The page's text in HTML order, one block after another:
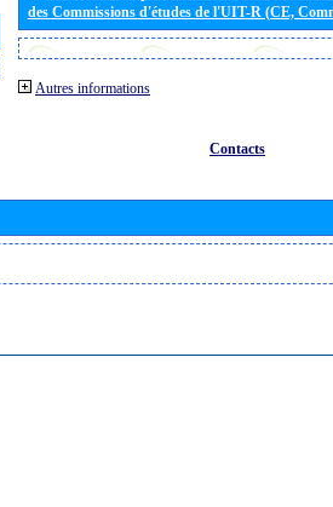
des Commissions d'études de l'UIT-R (CE,
Autres informations
Contacts